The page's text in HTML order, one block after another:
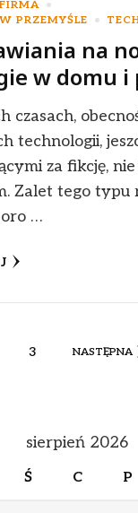
PRZEMYŚLE
na
w domu i
czasach,
technologii,
za fikcję,
Zalet tego typu
…
STRONA
3 NASTĘPNA
sierpień 2026
Ś C P